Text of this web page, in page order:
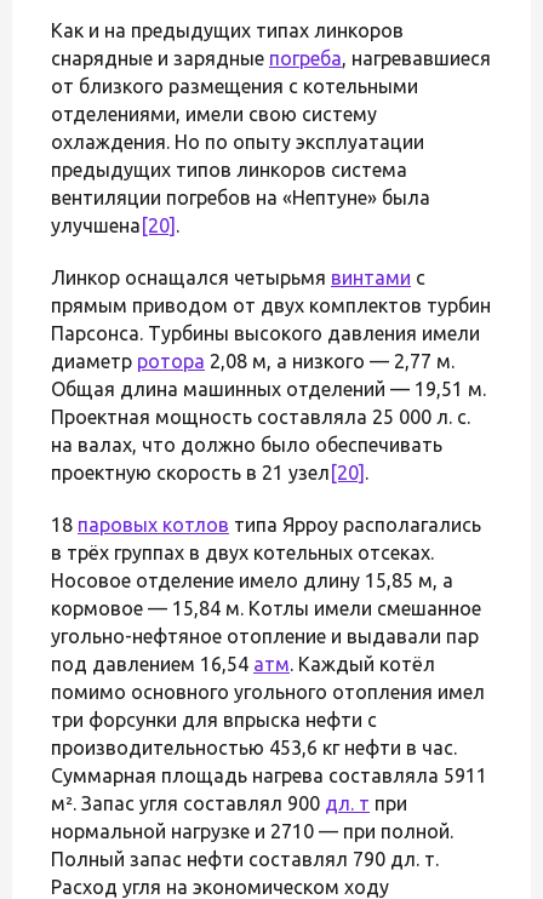
Как и на предыдущих типах линкоров
снарядные и зарядные погреба, нагревавшиеся
от близкого размещения с котельными
отделениями, имели свою систему
охлаждения. Но по опыту эксплуатации
предыдущих типов линкоров система
вентиляции погребов на «Нептуне» была
улучшена [20] .
Линкор оснащался четырьмя винтами с
прямым приводом от двух комплектов турбин
Парсонса. Турбины высокого давления имели
диаметр ротора 2,08 м, а низкого — 2,77 м.
Общая длина машинных отделений — 19,51 м.
Проектная мощность составляла 25 000 л. с.
на валах, что должно было обеспечивать
проектную скорость в 21 узел [20] .
18 паровых котлов типа Ярроу располагались
в трёх группах в двух котельных отсеках.
Носовое отделение имело длину 15,85 м, а
кормовое — 15,84 м. Котлы имели смешанное
угольно-нефтяное отопление и выдавали пар
под давлением 16,54 атм. Каждый котёл
помимо основного угольного отопления имел
три форсунки для впрыска нефти с
производительностью 453,6 кг нефти в час.
Суммарная площадь нагрева составляла 5911
м². Запас угля составлял 900 дл. т при
нормальной нагрузке и 2710 — при полной.
Полный запас нефти составлял 790 дл. т.
Расход угля на экономическом ходу